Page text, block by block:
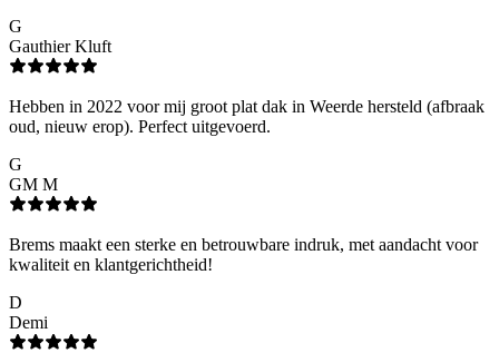
G
Gauthier Kluft
Hebben in 2022 voor mij groot plat dak in Weerde hersteld (afbraak
oud, nieuw erop). Perfect uitgevoerd.
G
GM M
Brems maakt een sterke en betrouwbare indruk, met aandacht voor
kwaliteit en klantgerichtheid!
D
Demi